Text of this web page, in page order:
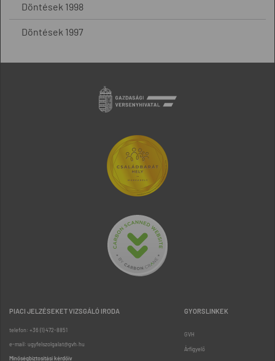
Döntések 1998
Döntések 1997
PIACI JELZÉSEKET VIZSGÁLÓ IRODA
telefon: +36 (1) 472-8851
e-mail: ugyfelszolgalat@gvh.hu
Minőségbiztosítási kérdőív
GYORSLINKEK
GVH
Árfigyelő